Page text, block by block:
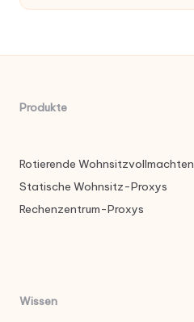
Produkte
Rotierende Wohnsitzvollmachten
Statische Wohnsitz-Proxys
Rechenzentrum-Proxys
Wissen